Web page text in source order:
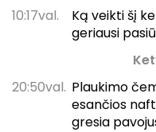
10:17val.
Ką veikti šį
geriausi
20:50val. Plaukimo
esančios
gresia